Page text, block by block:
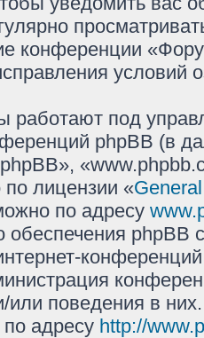
конференции
условий
под
phpBB (в
лицензии «
по адресу
обеспечения phpBB
или поведения в
адресу http://